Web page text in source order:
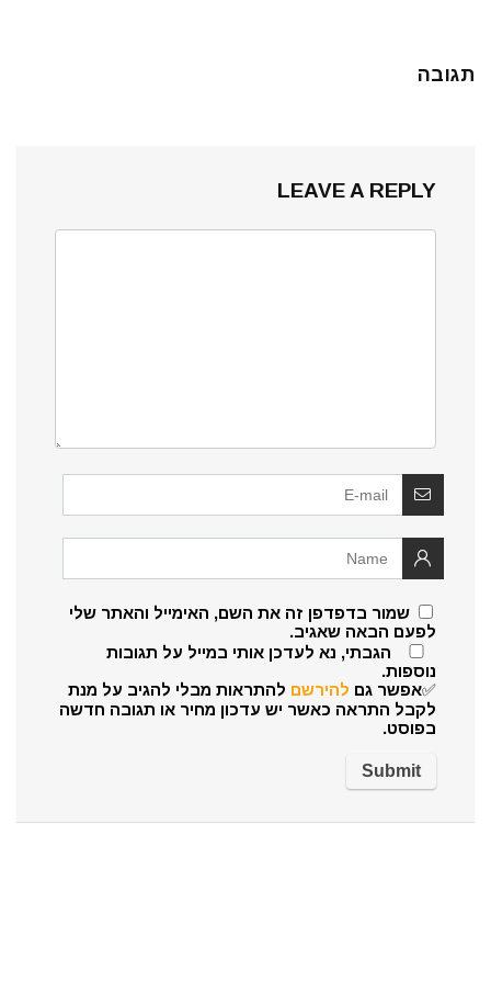
תגובה
LEAVE A REPLY
שמור בדפדפן זה את השם, האימייל והאתר שלי
לפעם הבאה שאגיב.
הגבתי, נא לעדכן אותי במייל על תגובות
נוספות.
✅אפשר גם להירשם להתראות מבלי להגיב על מנת
לקבל התראה כאשר יש עדכון מחיר או תגובה חדשה
בפוסט.